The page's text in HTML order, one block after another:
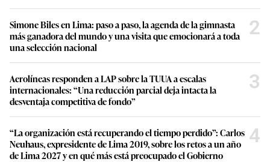
Simone Biles en Lima: paso a paso, la agenda de la gimnasta
más ganadora del mundo y una visita que emocionará a toda
una selección nacional
2
Aerolíneas responden a LAP sobre la TUUA a escalas
internacionales: “Una reducción parcial deja intacta la
desventaja competitiva de fondo”
3
“La organización está recuperando el tiempo perdido”: Carlos
Neuhaus, expresidente de Lima 2019, sobre los retos a un año
de Lima 2027 y en qué más está preocupado el Gobierno
4